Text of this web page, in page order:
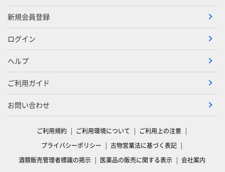
新規会員登録
ログイン
ヘルプ
ご利用ガイド
お問い合わせ
ご利用規約 ご利用環境について
ご利用上の注意
プライバシーポリシー
古物営業法に基づく表記
酒類販売管理者標識の掲示
医薬品の販売に関する表示 会社案内